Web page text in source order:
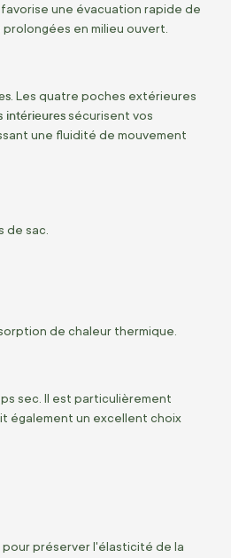
une évacuation rapide de
en milieu ouvert.
. Les quatre poches extérieures
intérieures sécurisent vos
une fluidité de mouvement
sac.
de chaleur thermique.
sec. Il est particulièrement
également un excellent choix
préserver l'élasticité de la